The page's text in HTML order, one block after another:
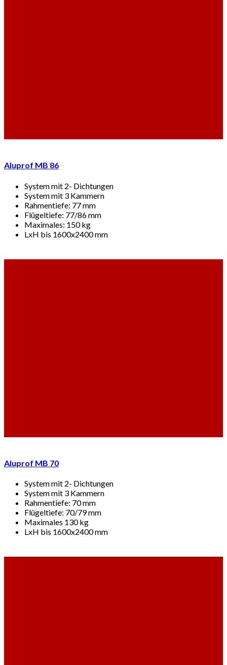
Aluprof MB 86
System mit 2- Dichtungen
System mit 3 Kammern
Rahmentiefe: 77 mm
Flügeltiefe: 77/86 mm
Maximales: 150 kg
LxH bis 1600x2400 mm
Aluprof MB 70
System mit 2- Dichtungen
System mit 3 Kammern
Rahmentiefe: 70 mm
Flügeltiefe: 70/79 mm
Maximales 130 kg
LxH bis 1600x2400 mm